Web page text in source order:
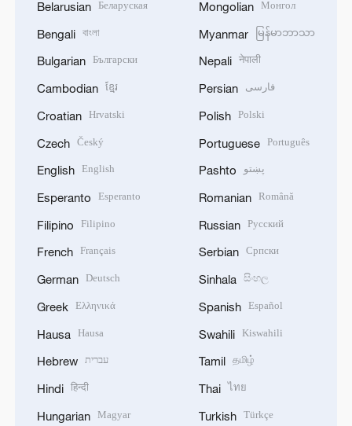
Belarusian Беларуская
Bengali বাংলা
Bulgarian Български
Cambodian ខ្មែរ
Croatian Hrvatski
Czech Český
English English
Esperanto Esperanto
Filipino Filipino
French Français
German Deutsch
Greek Ελληνικά
Hausa Hausa
Hebrew עברית
Hindi हिन्दी
Hungarian Magyar
Mongolian Монгол
Myanmar မြန်မာဘာသာ
Nepali नेपाली
Persian فارسی
Polish Polski
Portuguese Português
Pashto پښتو
Romanian Română
Russian Русский
Serbian Српски
Sinhala සිංහල
Spanish Español
Swahili Kiswahili
Tamil தமிழ்
Thai ไทย
Turkish Türkçe